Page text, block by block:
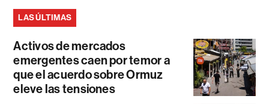
LAS ÚLTIMAS
Activos de mercados
emergentes caen por temor a
que el acuerdo sobre Ormuz
eleve las tensiones